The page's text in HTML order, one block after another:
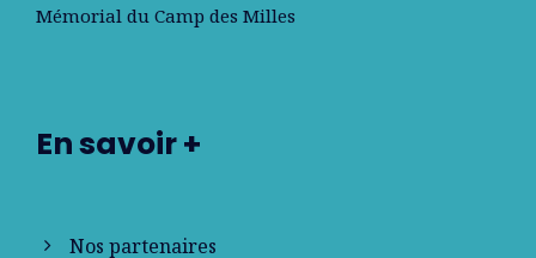
Mémorial du Camp des Milles
En savoir +
Nos partenaires